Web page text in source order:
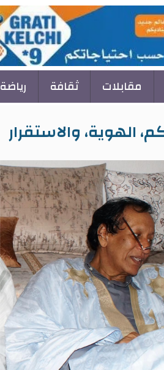
مقابلات ثقافة رياضة
الهوية، والاستقرار